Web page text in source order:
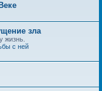
зла
жизнь.
с ней